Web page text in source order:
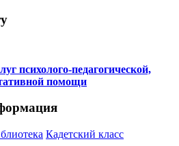
психолого-педагогической,
помощи
Кадетский класс